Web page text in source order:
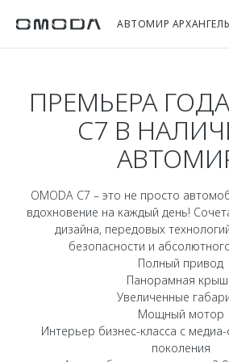
АВТОМИР
Модели
от 2 739 000 ₽*
Покупателям
Записаться на тест-драйв
Cпецпредложения
Кредит и страхование
Владельцам
Кузовной ремонт
Поддержка
Дополнительная техническая
Руководства по эксплуатации
Мир OMODA
Онлайн-сервисы
Приложение O&J
Клуб владельцев OMODA
ПРЕМЬЕРА
C7 В
OMODA C7 – это не просто
вдохновение на каждый день!
дизайна, передовых
безопасности и
Полный привод
Панорамная
Увеличенные
Мощный мотор
Интерьер бизнес-класса с
поколения